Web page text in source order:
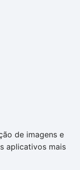
de imagens e
aplicativos mais